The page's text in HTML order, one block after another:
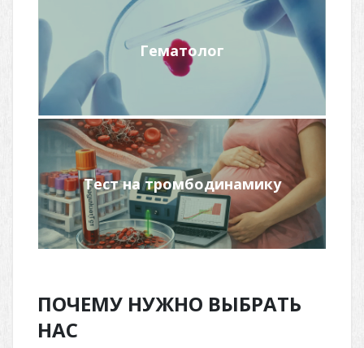
Гематолог
Подробнее
Тест на тромбодинамику
ПОЧЕМУ НУЖНО ВЫБРАТЬ
НАС